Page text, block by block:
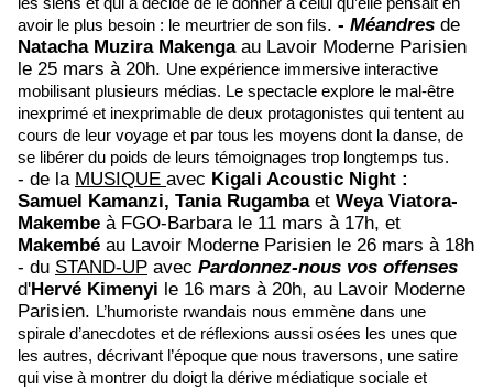
avoir le plus besoin : le meurtrier de son fils. - Méandres de
Natacha Muzira Makengaau Lavoir Moderne Parisien
le 25 mars à 20h. Une expérience immersive interactive
mobilisant plusieurs médias. Le spectacle explore le mal-être
inexprimé et inexprimable de deux protagonistes qui tentent au
cours de leur voyage et par tous les moyens dont la danse, de
se libérer du poids de leurs témoignages trop longtemps tus.
- de la MUSIQUE avec Kigali Acoustic Night :
Samuel Kamanzi, Tania Rugamba et Weya Viatora-
Makembe à FGO-Barbara le 11 mars à 17h, et
Makembé au Lavoir Moderne Parisien le 26 mars à 18h
- du STAND-UP avec Pardonnez-nous vos offenses
d'Hervé Kimenyi le 16 mars à 20h, au Lavoir Moderne
Parisien. L’humoriste rwandais nous emmène dans une
spirale d’anecdotes et de réflexions aussi osées les unes que
les autres, décrivant l’époque que nous traversons, une satire
qui vise à montrer du doigt la dérive médiatique sociale et